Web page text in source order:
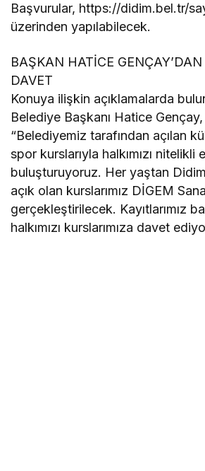
Başvurular, https://didim.bel.tr/
üzerinden yapılabilecek.
BAŞKAN HATİCE
DAVET
Konuya ilişkin açıklamalarda
Belediye Başkanı Hatice Gençay,
“Belediyemiz tarafından açılan
spor kurslarıyla halkımızı nitelikli
buluşturuyoruz. Her yaştan
açık olan kurslarımız DİGEM
gerçekleştirilecek. Kayıtlarımız
halkımızı kurslarımıza davet